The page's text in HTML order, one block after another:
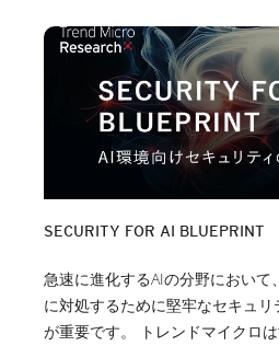
SECURITY FOR AI BLUEPRINT
急速に進化するAIの分野において
に対処するために堅牢なセキュ
が重要です。 トレンドマイクロは